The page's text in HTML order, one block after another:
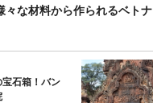
々な材料から作られるベトナ
石箱！バン